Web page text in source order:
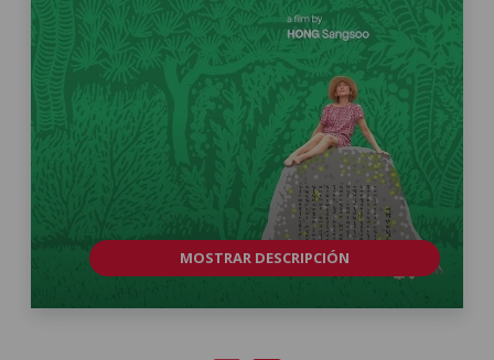
MOSTRAR DESCRIPCIÓN